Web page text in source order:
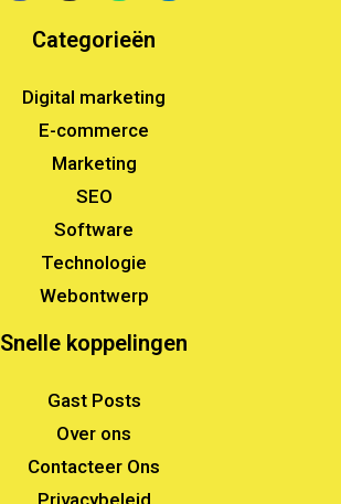
Categorieën
Digital marketing
E-commerce
Marketing
SEO
Software
Technologie
Webontwerp
Snelle koppelingen
Gast Posts
Over ons
Contacteer Ons